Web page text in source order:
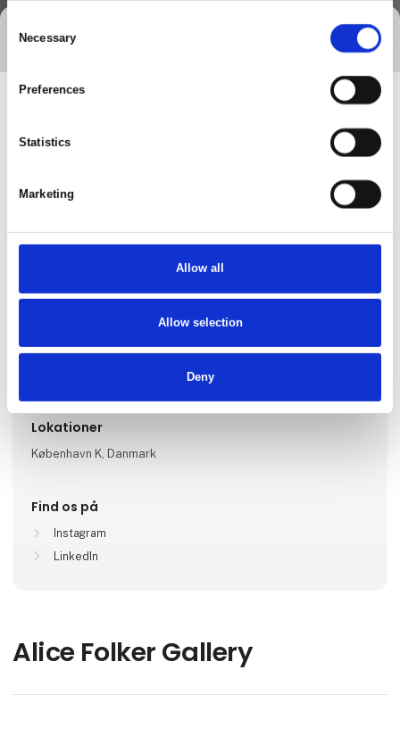
Selection
Necessary
Preferences
Statistics
Marketing
Allow all
Allow selection
Deny
Gå til hjemmeside
Antal medarbejdere
Lokationer
København K, Danmark
Find os på
Instagram
LinkedIn
Alice Folker Gallery